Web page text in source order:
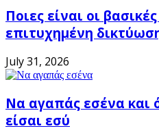
Ποιες είναι οι
επιτυχημένη
July 31, 2026
Να αγαπάς εσένα και
είσαι εσύ